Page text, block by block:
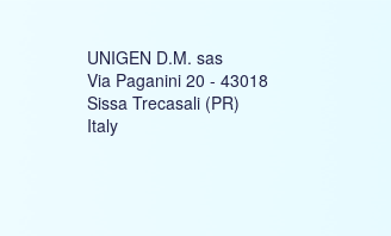
UNIGEN D.M. sas
Via Paganini 20 - 43018
Sissa Trecasali (PR)
Italy